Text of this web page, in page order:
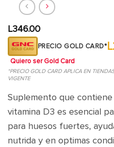
L346.00
PRECIO GOLD CARD*
Quiero ser Gold Card
*PRECIO GOLD CARD APLICA EN
VIGENTE
Suplemento que
vitamina D3 es esencial
para huesos fuertes,
nutrida y en optimas